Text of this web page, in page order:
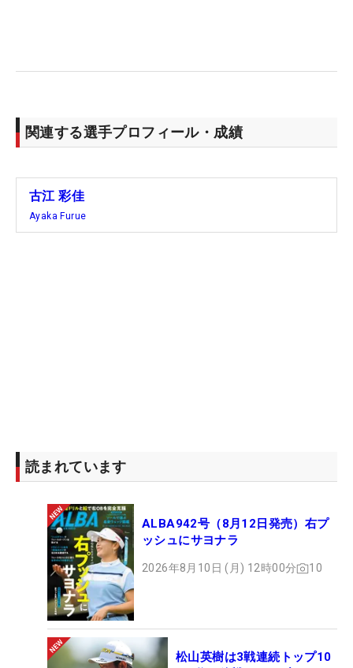
関連する選手プロフィール・成績
古江 彩佳
Ayaka Furue
読まれています
ALBA942号（8月12日発売）右プ
ッシュにサヨナラ
2026年8月10日 (月) 12時00分 10
松山英樹は3戦連続トップ10